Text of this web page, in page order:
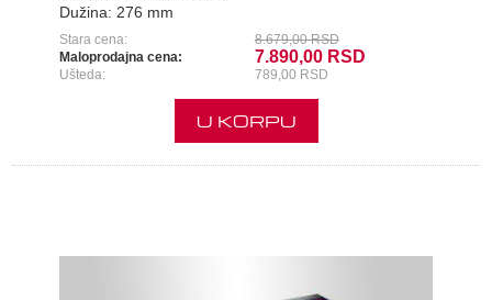
Dužina: 276 mm
Stara cena:
8.679,00 RSD
Maloprodajna cena:
7.890,00 RSD
Ušteda: 789,00 RSD
U KORPU